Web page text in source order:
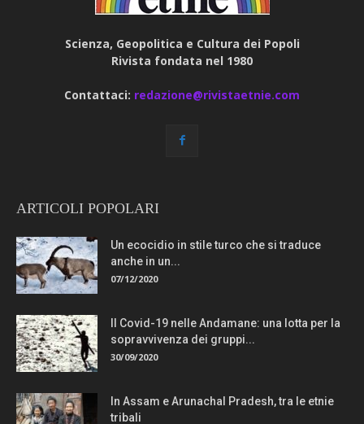
Scienza, Geopolitica e Cultura dei Popoli
Rivista fondata nel 1980
Contattaci: redazione@rivistaetnie.com
ARTICOLI POPOLARI
Un ecocidio in stile turco che si traduce
anche in un...
07/12/2020
Il Covid-19 nelle Andamane: una lotta per la
sopravvivenza dei gruppi...
30/09/2020
In Assam e Arunachal Pradesh, tra le etnie
tribali